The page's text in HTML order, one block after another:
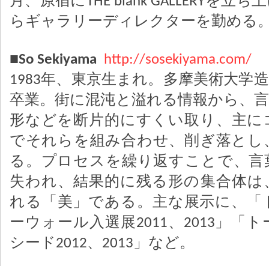
らギャラリーディレクターを勤める
■So Sekiyama http://sosekiyama.com/
1983年、東京生まれ。多摩美術大学
卒業。街に混沌と溢れる情報から、
形などを断片的にすくい取り、主に
でそれらを組み合わせ、削ぎ落とし
る。プロセスを繰り返すことで、
失われ、結果的に残る形の集合体は
れる「美」である。主な展示に、「
ーウォール入選展2011、2013」「
シード2012、2013」など。